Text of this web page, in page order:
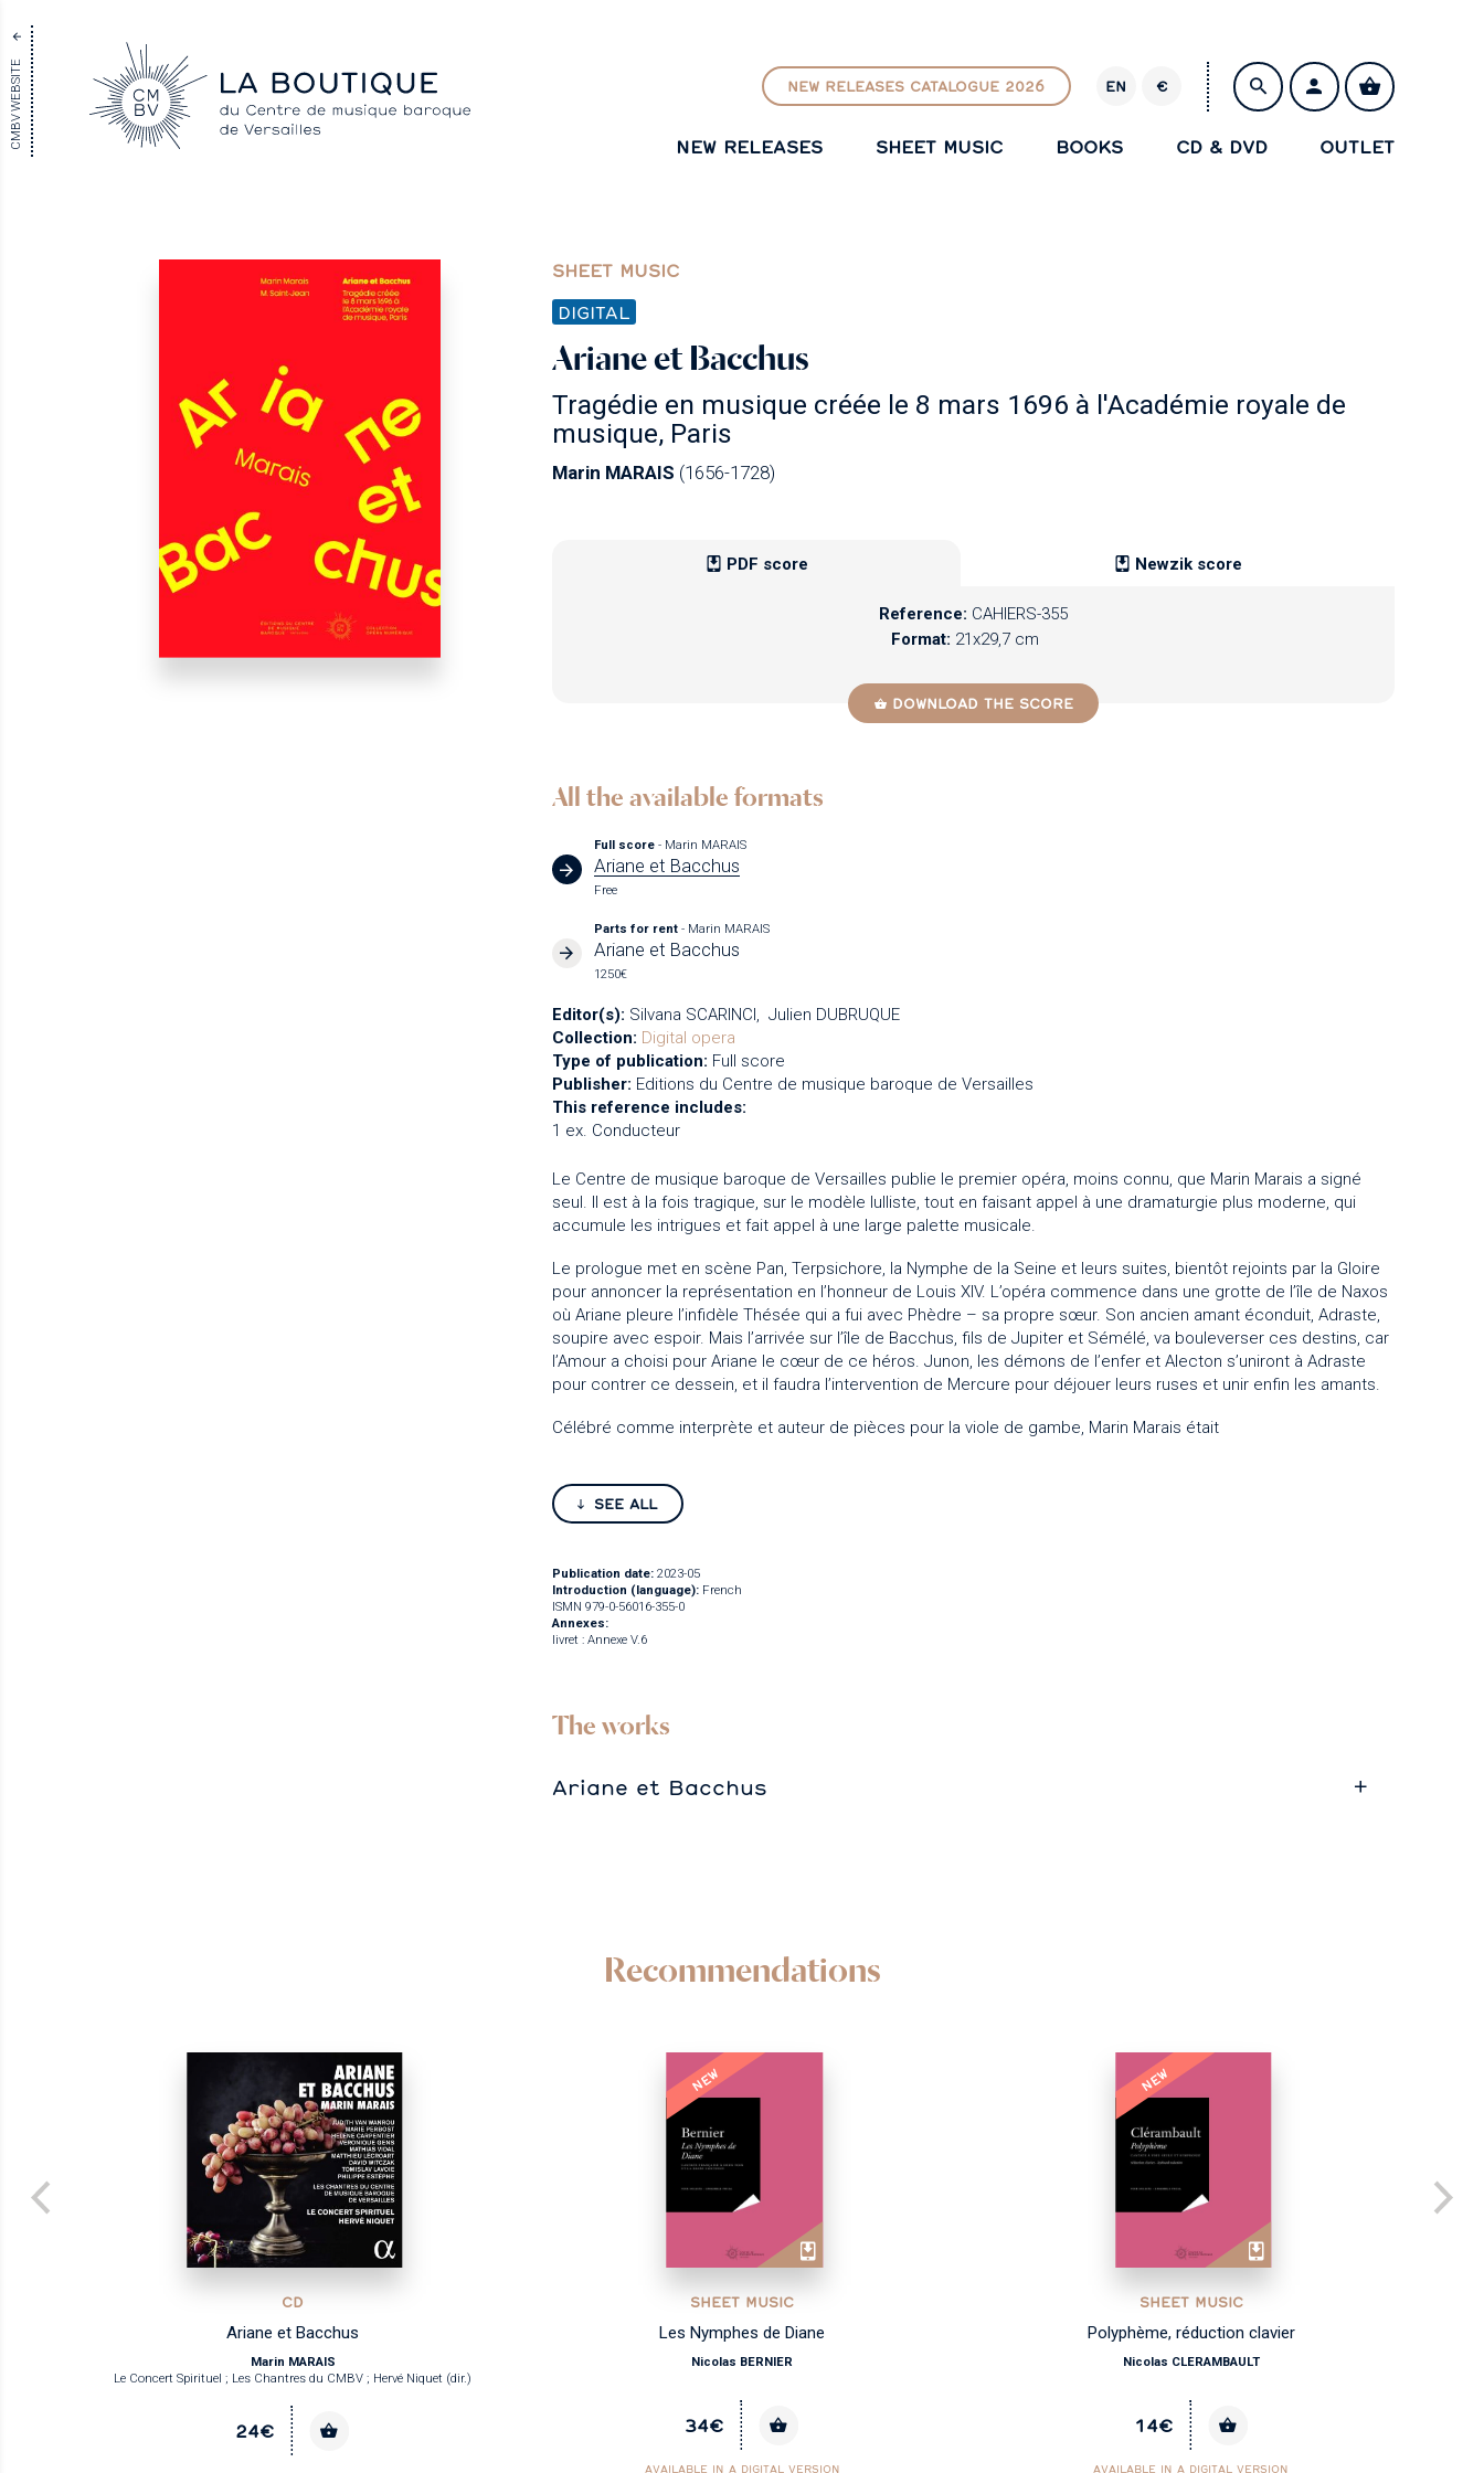
CMBV WEBSITE NEW RELEASES CATALOGUE 2026 EN
R
€
NEW RELEASES SHEET MUSIC BOOKS CD & DVD OUTLET
SHEET MUSIC
DIGITAL
Ariane et Bacchus
Tragédie en musique créée le 8 mars 1696 à l'Académie royale de
musique, Paris
Marin MARAIS (1656-1728)
PDF score Newzik score
Reference: CAHIERS-355
Format: 21x29,7 cm
DOWNLOAD THE SCORE
PDF
All the available formats
Full score- Marin MARAIS
Ariane et Bacchus
Free
Parts for rent- Marin MARAIS
Ariane et Bacchus
1250€
Editor(s): Silvana SCARINCI
Julien DUBRUQUE
Collection: Digital opera
Type of publication: Full score
Publisher: Editions du Centre de musique baroque de Versailles
This reference includes:
1 ex. Conducteur
Le Centre de musique baroque de Versailles publie le premier opéra, moins connu, que Marin Marais a signé
seul. Il est à la fois tragique, sur le modèle lulliste, tout en faisant appel à une dramaturgie plus moderne, qui
accumule les intrigues et fait appel à une large palette musicale.
Le prologue met en scène Pan, Terpsichore, la Nymphe de la Seine et leurs suites, bientôt rejoints par la Gloire
pour annoncer la représentation en l’honneur de Louis XIV. L’opéra commence dans une grotte de l’île de Naxos
où Ariane pleure l’infidèle Thésée qui a fui avec Phèdre – sa propre sœur. Son ancien amant éconduit, Adraste,
soupire avec espoir. Mais l’arrivée sur l’île de Bacchus, fils de Jupiter et Sémélé, va bouleverser ces destins, car
l’Amour a choisi pour Ariane le cœur de ce héros. Junon, les démons de l’enfer et Alecton s’uniront à Adraste
pour contrer ce dessein, et il faudra l’intervention de Mercure pour déjouer leurs ruses et unir enfin les amants.
Célébré comme interprète et auteur de pièces pour la viole de gambe, Marin Marais était
SEE ALL
Publication date: 2023-05
Introduction (language): French
ISMN 979-0-56016-355-0
Annexes:
livret : Annexe V.6
The works
Ariane et Bacchus
Recommendations
CD
Ariane et Bacchus
Marin MARAIS
Le Concert Spirituel ; Les Chantres du CMBV ; Hervé Niquet (dir.)
24€
NEW
SHEET MUSIC
Les Nymphes de Diane
Nicolas BERNIER
34€
AVAILABLE IN A DIGITAL VERSION
NEW
SHEET MUSIC
Polyphème, réduction clavier
Nicolas CLERAMBAULT
14€
AVAILABLE IN A DIGITAL VERSION